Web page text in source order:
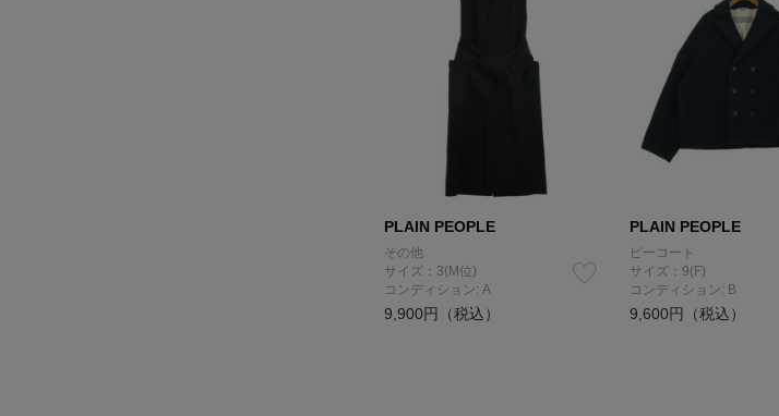
PLAIN PEOPLE
その他
サイズ：3(M位)
コンディション: A
9,900円（税込）
PLAIN PEOPLE
ピーコート
サイズ：9(F)
コンディション: B
9,600円（税込）